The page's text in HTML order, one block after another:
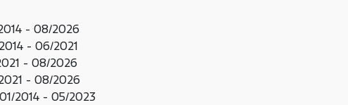
- 08/2026
- 06/2021
- 08/2026
- 08/2026
2014 - 05/2023